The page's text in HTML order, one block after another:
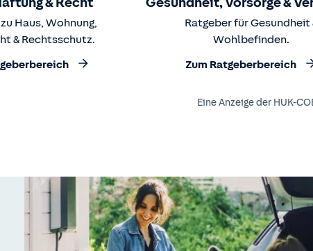
Haus, Wohnung,
& Rechtsschutz.
Ratgeber für Gesundheit
Wohlbefinden.
Zum Ratgeberbereich
Eine Anzeige der HUK-